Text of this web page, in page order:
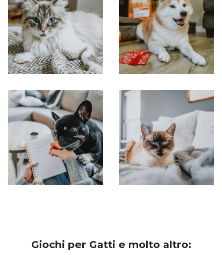
Giochi per Gatti e molto altro: